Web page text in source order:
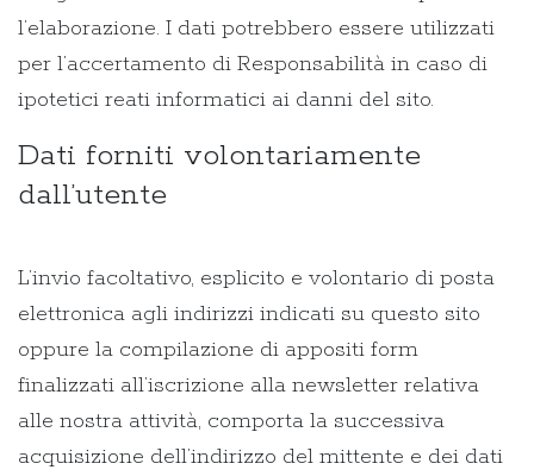
l’elaborazione. I dati potrebbero essere utilizzati
per l’accertamento di Responsabilità in caso di
ipotetici reati informatici ai danni del sito.
Dati forniti volontariamente
dall’utente
L’invio facoltativo, esplicito e volontario di posta
elettronica agli indirizzi indicati su questo sito
oppure la compilazione di appositi form
finalizzati all’iscrizione alla newsletter relativa
alle nostra attività, comporta la successiva
acquisizione dell’indirizzo del mittente e dei dati